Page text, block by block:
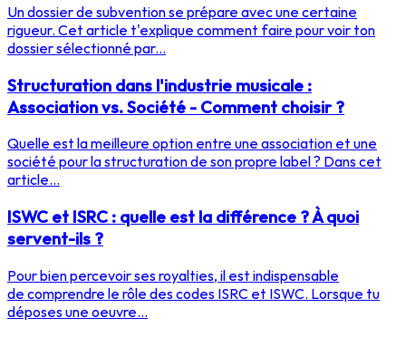
Un dossier de subvention se prépare avec une certaine
rigueur. Cet article t'explique comment faire pour voir ton
dossier sélectionné par...
Structuration dans l'industrie musicale :
Association vs. Société - Comment choisir ?
Quelle est la meilleure option entre une association et une
société pour la structuration de son propre label ? Dans cet
article...
ISWC et ISRC : quelle est la différence ? À quoi
servent-ils ?
Pour bien percevoir ses royalties, il est indispensable
de comprendre le rôle des codes ISRC et ISWC. Lorsque tu
déposes une oeuvre...